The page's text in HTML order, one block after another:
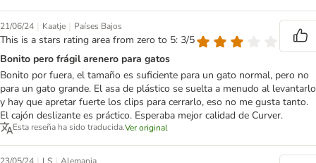
21/06/24 | Kaatje | Países Bajos
This is a stars rating area from zero to 5: 3/5
Bonito pero frágil arenero para gatos
Bonito por fuera, el tamaño es suficiente para un gato normal, pero no
para un gato grande. El asa de plástico se suelta a menudo al levantarlo
y hay que apretar fuerte los clips para cerrarlo, eso no me gusta tanto.
El cajón deslizante es práctico. Esperaba mejor calidad de Curver.
Esta reseña ha sido traducida.Ver original